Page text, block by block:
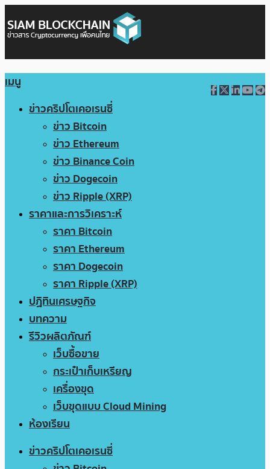
เมนู
ข่าวคริปโตเคอเรนซี่
ข่าว Bitcoin
ข่าว Ethereum
ข่าว Binance Coin
ข่าว Dogecoin
ข่าว Ripple (XRP)
ราคาและการวิเคราะห์
ราคา Bitcoin
ราคา Ethereum
ราคา Dogecoin
ราคา Ripple (XRP)
ปฏิทินเศรษฐกิจ
บทความ
รีวิวผลิตภัณฑ์
เว็บซื้อขาย
กระเป๋าเก็บเหรียญ
เครื่องขุด
เว็บขุดแบบ Cloud Mining
ห้องเรียน
ข่าวคริปโตเคอเรนซี่